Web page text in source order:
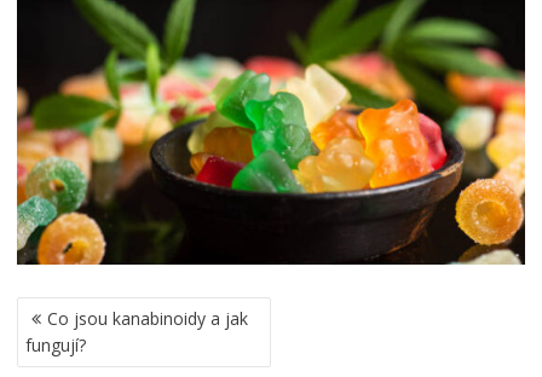
NAVIGACE
PRO
PŘÍSPĚVEK
Co jsou kanabinoidy a jak
fungují?